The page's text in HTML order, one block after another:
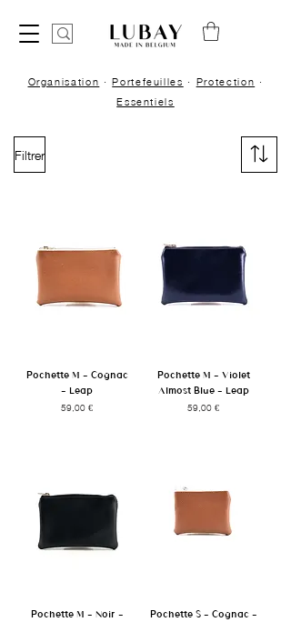
Organisation ·Portefeuilles · Protection ·
Essentiels
Filtrer
Pochette M - Cognac
- Leap
Prix
59,00 €
Pochette M - Violet
Almost Blue - Leap
Prix
59,00 €
Pochette M - Noir -
Pochette S - Cognac -